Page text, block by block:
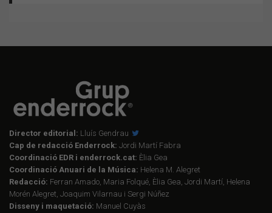
Director editorial: Lluís Gendrau
Cap de redacció Enderrock: Jordi Martí Fabra
Coordinació EDR i enderrock.cat: Èlia Gea
Coordinació Anuari de la Música: Helena M. Alegret
Redacció: Ferran Amado, Maria Folqué, Èlia Gea, Jordi Martí, Helena
Morén Alegret, Joaquim Vilarnau i Sergi Núñez
Disseny i maquetació: Manuel Cuyàs